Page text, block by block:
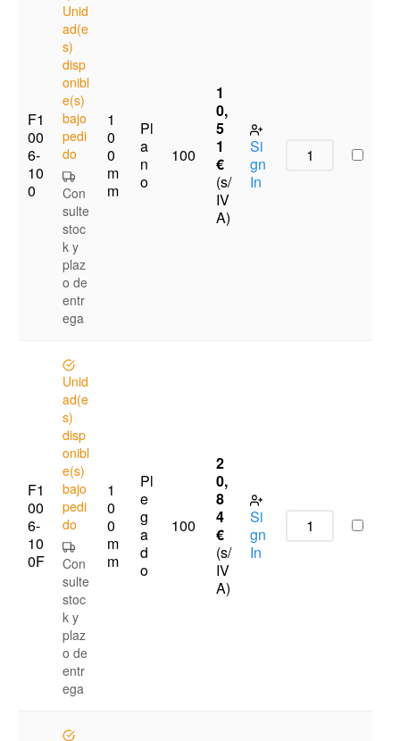
F1
00
6-
10
0
Unid
ad(e
s)
disp
onibl
e(s)
bajo
pedi
do
Con
sulte
stoc
k y
plaz
o de
entr
ega
1
0
0
m
m
Pl
a
n
o
100
1
0,
5
1
€
(s/
IV
A)
Si
gn
In
F1
00
6-
10
0F
Unid
ad(e
s)
disp
onibl
e(s)
bajo
pedi
do
Con
sulte
stoc
k y
plaz
o de
entr
ega
1
0
0
m
m
Pl
e
g
a
d
o
100
2
0,
8
4
€
(s/
IV
A)
Si
gn
In